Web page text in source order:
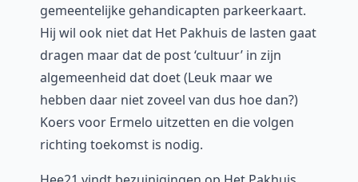
gemeentelijke gehandicapten parkeerkaart.
Hij wil ook niet dat Het Pakhuis de lasten gaat
dragen maar dat de post ‘cultuur’ in zijn
algemeenheid dat doet (Leuk maar we
hebben daar niet zoveel van dus hoe dan?)
Koers voor Ermelo uitzetten en die volgen
richting toekomst is nodig.